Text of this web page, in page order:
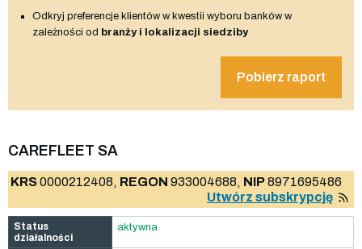
Odkryj preferencje klientów w kwestii wyboru banków w
zależności od branży i lokalizacji siedziby
Pobierz raport
CAREFLEET SA
KRS0000212408, REGON 933004688, NIP8971695486
Utwórz subskrypcję
Status
działalności
aktywna